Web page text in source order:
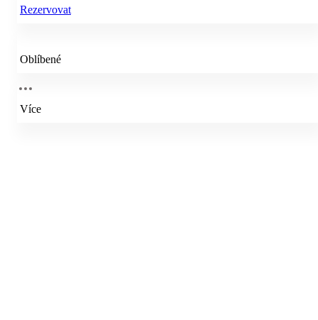
Rezervovat
Oblíbené
Více